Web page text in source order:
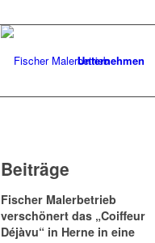
Unternehmen
Beiträge
Fischer Malerbetrieb
verschönert das „Coiffeur
Déjàvu“ in Herne in eine